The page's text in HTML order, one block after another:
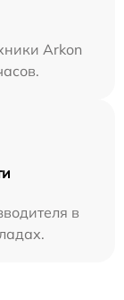
Arkon
в